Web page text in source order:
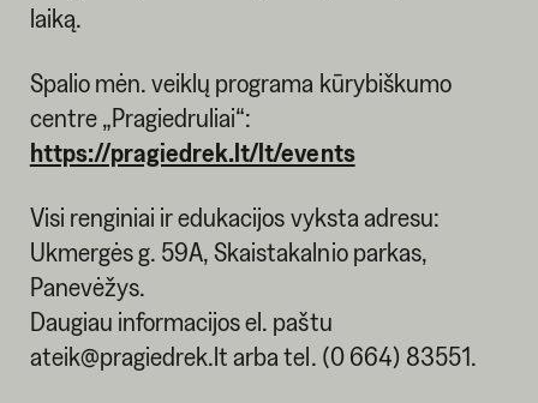
laiką.
Spalio mėn. veiklų programa kūrybiškumo
centre „Pragiedruliai“:
https://pragiedrek.lt/lt/events
Visi renginiai ir edukacijos vyksta adresu:
Ukmergės g. 59A, Skaistakalnio parkas,
Panevėžys.
Daugiau informacijos el. paštu
ateik@pragiedrek.lt arba tel. (0 664) 83551.